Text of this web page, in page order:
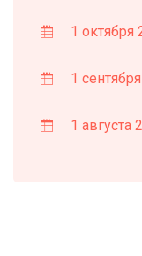
1 октября
1
1 августа